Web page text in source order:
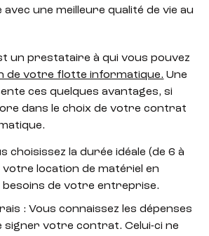
une meilleure qualité de vie au
un prestataire à qui vous pouvez
de votre flotte informatique. Une
ces quelques avantages, si
dans le choix de votre contrat
choisissez la durée idéale (de 6 à
location de matériel en
besoins de votre entreprise.
: Vous connaissez les dépenses
signer votre contrat. Celui-ci ne